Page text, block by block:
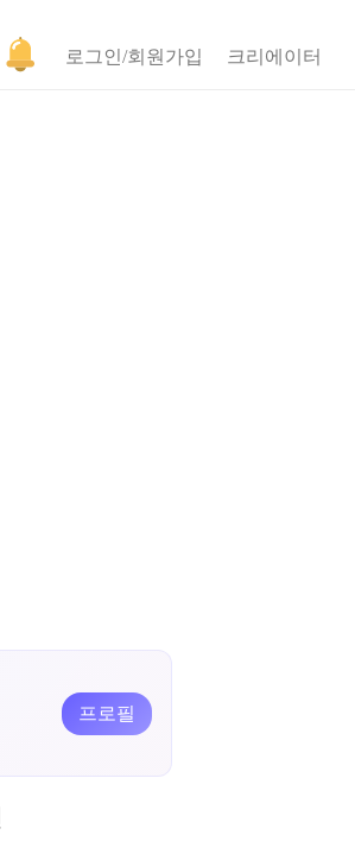
로그인/회원가입 크리에이터
프로필